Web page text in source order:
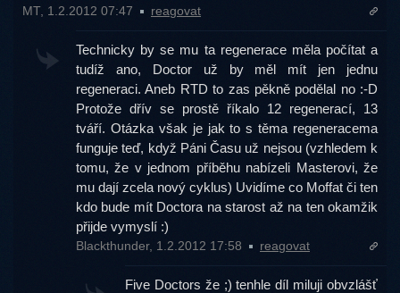
MT, 1.2.2012 07:47 reagovat
Technicky by se mu ta regenerace měla počítat a
tudíž ano, Doctor už by měl mít jen jednu
regeneraci. Aneb RTD to zas pěkně podělal no :-D
Protože dřív se prostě říkalo 12 regenerací, 13
tváří. Otázka však je jak to s těma regeneracema
funguje teď, když Páni Času už nejsou (vzhledem k
tomu, že v jednom příběhu nabízeli Masterovi, že
mu dají zcela nový cyklus) Uvidíme co Moffat či ten
kdo bude mít Doctora na starost až na ten okamžik
přijde vymyslí :)
Blackthunder, 1.2.2012 17:58 reagovat
Five Doctors že ;) tenhle díl miluji obvzlášť